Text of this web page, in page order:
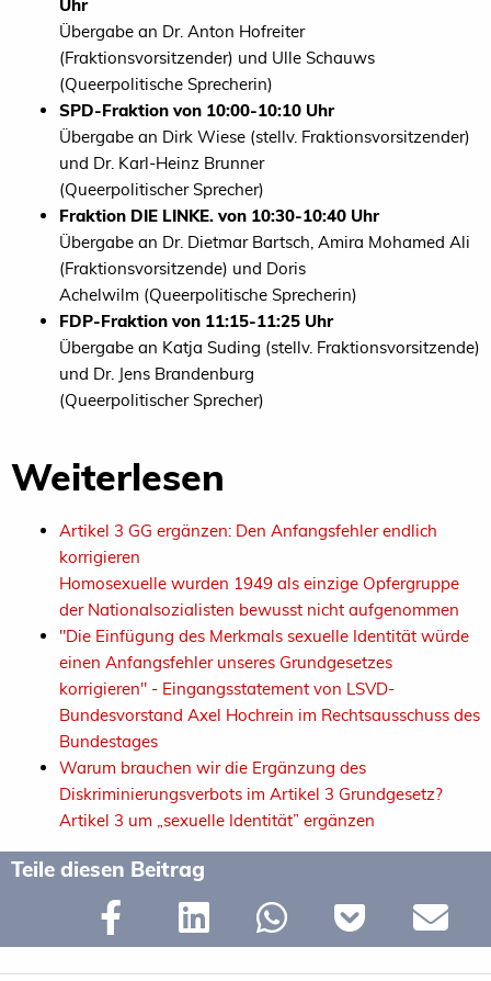
Uhr
Übergabe an Dr. Anton Hofreiter
(Fraktionsvorsitzender) und Ulle Schauws
(Queerpolitische Sprecherin)
SPD-Fraktion von 10:00-10:10 Uhr
Übergabe an Dirk Wiese (stellv. Fraktionsvorsitzender)
und Dr. Karl-Heinz Brunner
(Queerpolitischer Sprecher)
Fraktion DIE LINKE. von 10:30-10:40 Uhr
Übergabe an Dr. Dietmar Bartsch, Amira Mohamed Ali
(Fraktionsvorsitzende) und Doris
Achelwilm (Queerpolitische Sprecherin)
FDP-Fraktion von 11:15-11:25 Uhr
Übergabe an Katja Suding (stellv. Fraktionsvorsitzende)
und Dr. Jens Brandenburg
(Queerpolitischer Sprecher)
Weiterlesen
Artikel 3 GG ergänzen: Den Anfangsfehler endlich
korrigieren
Homosexuelle wurden 1949 als einzige Opfergruppe
der Nationalsozialisten bewusst nicht aufgenommen
"Die Einfügung des Merkmals sexuelle Identität würde
einen Anfangsfehler unseres Grundgesetzes
korrigieren" - Eingangsstatement von LSVD-
Bundesvorstand Axel Hochrein im Rechtsausschuss des
Bundestages
Warum brauchen wir die Ergänzung des
Diskriminierungsverbots im Artikel 3 Grundgesetz?
Artikel 3 um „sexuelle Identität” ergänzen
Teile diesen Beitrag